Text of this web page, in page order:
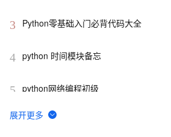
3 Python零基础入门必背代码大全
4 python 时间模块备忘
5 python网络编程初级
6 Python功能强大、灵活可扩展的